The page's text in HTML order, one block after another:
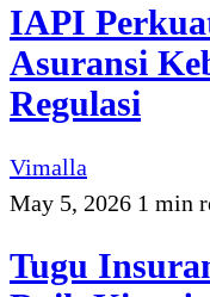
IAPI
Asuransi
Regulasi
Vimalla
May 5, 2026 1 min
Tugu